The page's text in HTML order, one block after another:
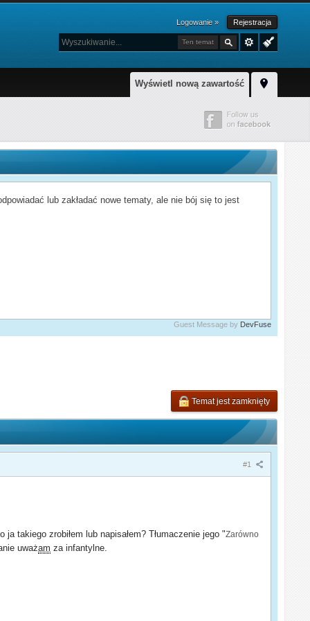
Logowanie » Rejestracja
Ten temat
Wyświetl nową zawartość
lub zakładać nowe tematy, ale nie bój się to jest
Guest Message by DevFuse
Temat jest zamknięty
#1
ja takiego zrobiłem lub napisałem? Tłumaczenie jego "Zarówno
uważam za infantylne.